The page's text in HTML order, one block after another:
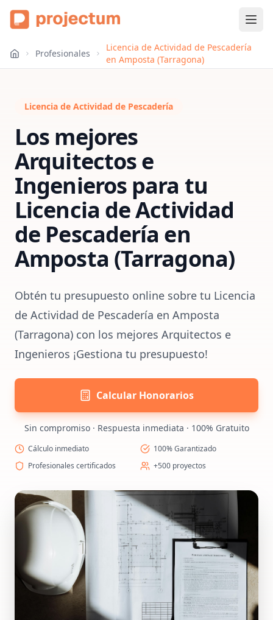
Profesionales
Licencia de Actividad de Pescadería
en Amposta (Tarragona)
Licencia de Actividad de Pescadería
Los mejores
Arquitectos e
Ingenieros para tu
Licencia de Actividad
de Pescadería en
Amposta (Tarragona)
Obtén tu presupuesto online sobre tu Licencia
de Actividad de Pescadería en Amposta
(Tarragona) con los mejores Arquitectos e
Ingenieros ¡Gestiona tu presupuesto!
Calcular Honorarios
Sin compromiso · Respuesta inmediata · 100% Gratuito
Cálculo inmediato
100% Garantizado
Profesionales certificados
+500 proyectos